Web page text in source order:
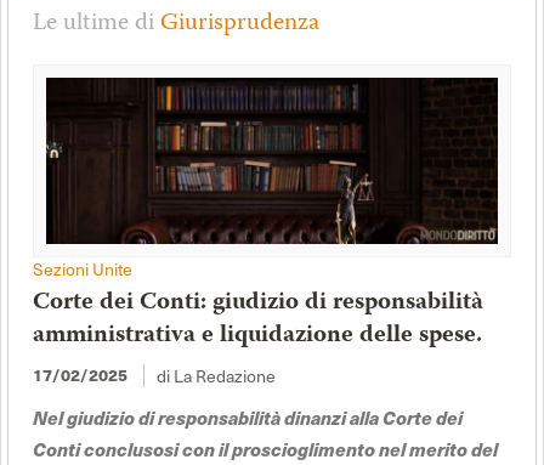
Le ultime diGiurisprudenza
Sezioni Unite
Corte dei Conti: giudizio di responsabilità
amministrativa e liquidazione delle spese.
17/02/2025
di La Redazione
Nel giudizio di responsabilità dinanzi alla Corte dei
Conti conclusosi con il proscioglimento nel merito del